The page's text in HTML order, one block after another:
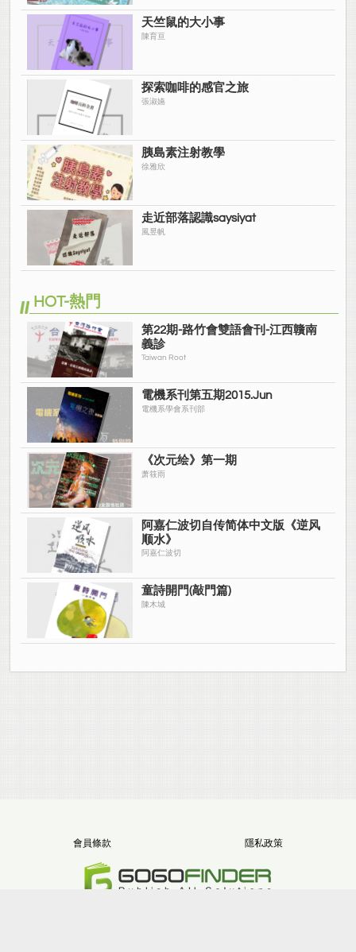
天竺鼠的大小事
陳育亘
探索咖啡的感官之旅
張淑嬿
胰島素注射教學
徐雅欣
走近部落認識saysiyat
風昱帆
HOT-熱門
第22期-路竹會雙語會刊-江西贛南
義診
Taiwan Root
電機系刊第五期2015.Jun
電機系學會系刊部
《次元绘》第一期
萧筱雨
阿嘉仁波切自传简体中文版《逆风
顺水》
阿嘉仁波切
童詩開門(敲門篇)
陳木城
會員條款 隱私政策